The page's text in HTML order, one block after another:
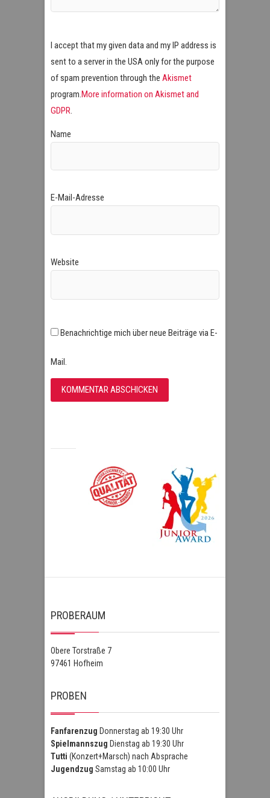
I accept that my given data and my IP address is
sent to a server in the USA only for the purpose
of spam prevention through the Akismet
program.More information on Akismet and
GDPR.
Name
E-Mail-Adresse
Website
Benachrichtige mich über neue Beiträge via E-
Mail.
PROBERAUM
Obere Torstraße 7
97461 Hofheim
PROBEN
Fanfarenzug Donnerstag ab 19:30 Uhr
Spielmannszug Dienstag ab 19:30 Uhr
Tutti (Konzert+Marsch) nach Absprache
Jugendzug Samstag ab 10:00 Uhr